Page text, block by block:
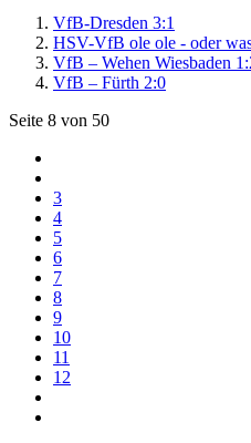
VfB-Dresden 3:1
HSV-VfB ole ole - oder
VfB – Wehen Wiesbaden
VfB – Fürth 2:0
Seite 8 von 50
3
4
5
6
7
8
9
10
11
12